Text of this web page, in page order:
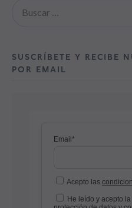
SUSCRÍBETE Y RECIBE
POR EMAIL